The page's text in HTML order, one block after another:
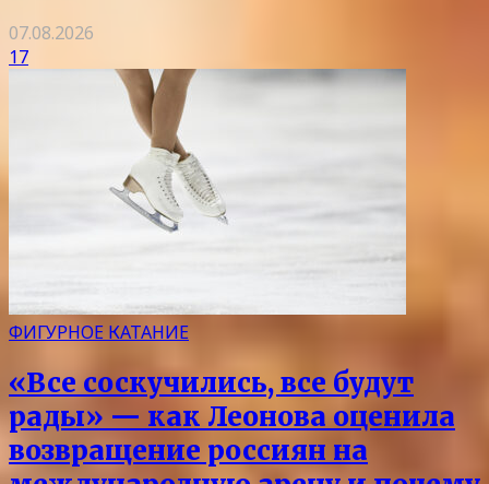
07.08.2026
17
ФИГУРНОЕ КАТАНИЕ
«Все соскучились, все будут
рады» — как Леонова оценила
возвращение россиян на